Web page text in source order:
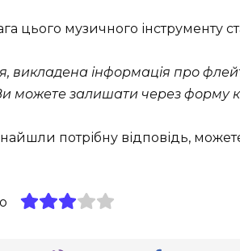
цього музичного інструменту
викладена інформація про
можете залишати через форму
потрібну відповідь,